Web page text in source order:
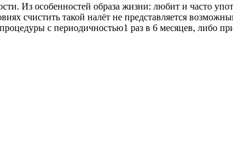
Из особенностей образа жизни: любит и часто
счистить такой налёт не представляется
с периодичностью1 раз в 6 месяцев, либо